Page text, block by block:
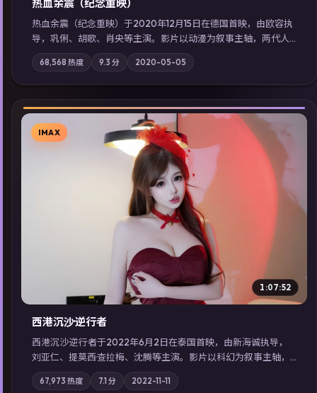
热血余震（纪念重映）
热血余震（纪念重映）于2020年12月15日在德国首映，由欧容执
导，巩俐、胡歌、肖央等主演。影片以动漫为叙事主轴，两代人
的执念在暴风雨夜正面相撞；摄影与配乐强化地域气质；站内亦
可通过「国产免费观看高清电视剧在线看」延展检索同类型高分
佳作，畅享高清在线追剧体验。
68,568 热度 9.3 分 2020-05-05
▶
IMAX
1:07:52
西港沉沙·逆行者
西港沉沙·逆行者于2022年6月2日在泰国首映，由新海诚执导，
刘亚仁、提莫西·查拉梅、沈腾等主演。影片以科幻为叙事主轴，
失踪人口档案牵出跨国灰色产业链；摄影与配乐强化地域气质；
站内亦可通过「国产免费观看高清电视剧在线看」延展检索同类
67,973 热度 7.1分 2022-11-11